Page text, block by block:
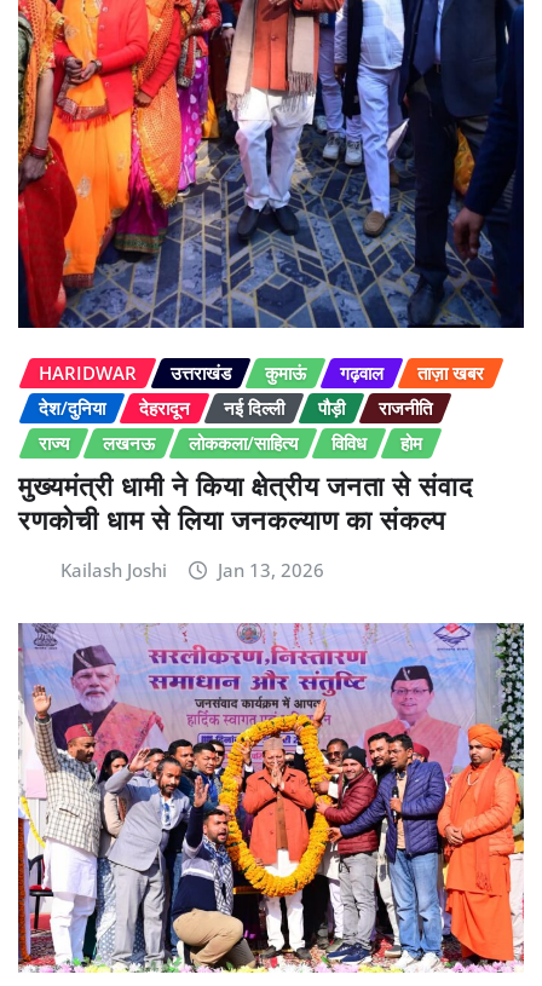
HARIDWAR उत्तराखंड कुमाऊं गढ़वाल
ताज़ा खबर
देश/दुनिया
देहरादून नई दिल्ली पौड़ी
राजनीति
राज्य
लखनऊ लोककला/साहित्य विविध होम
मुख्यमंत्री धामी ने किया क्षेत्रीय जनता से संवाद
रणकोची धाम से लिया जनकल्याण का संकल्प
Kailash Joshi Jan 13, 2026